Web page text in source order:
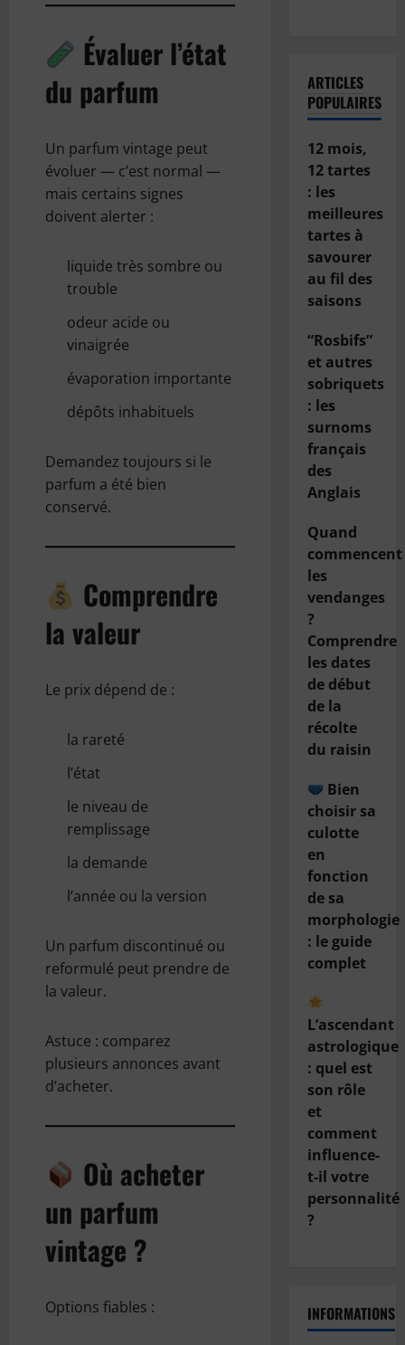
Évaluer l’état
du parfum
Un parfum vintage peut
évoluer — c’est normal —
mais certains signes
doivent alerter :
liquide très sombre ou
trouble
odeur acide ou
vinaigrée
évaporation importante
dépôts inhabituels
Demandez toujours si le
parfum a été bien
conservé.
Comprendre
la valeur
Le prix dépend de :
la rareté
l’état
le niveau de
remplissage
la demande
l’année ou la version
Un parfum discontinué ou
reformulé peut prendre de
la valeur.
Astuce : comparez
plusieurs annonces avant
d’acheter.
Où acheter
un parfum
vintage ?
Options fiables :
ARTICLES
POPULAIRES
12 mois,
12 tartes
: les
meilleures
tartes à
savourer
au fil des
saisons
“Rosbifs”
et autres
sobriquets
: les
surnoms
français
des
Anglais
Quand
commencent
les
vendanges
?
Comprendre
les dates
de début
de la
récolte
du raisin
Bien
choisir sa
culotte
en
fonction
de sa
morphologie
: le guide
complet
L’ascendant
astrologique
: quel est
son rôle
et
comment
influence-
t-il votre
personnalité
?
INFORMATIONS